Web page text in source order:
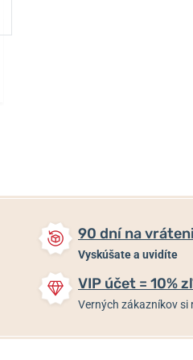
90 dní na
Vyskúšate a uvidíte
VIP účet = 10%
Verných zákazníkov si